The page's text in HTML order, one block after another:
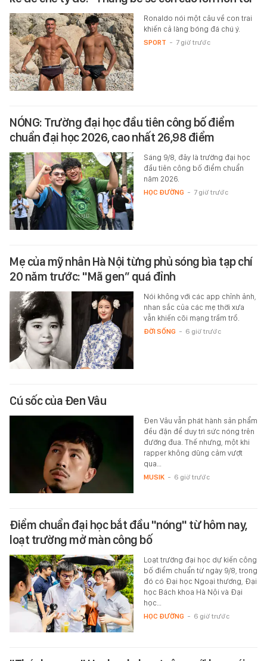
Ronaldo nói một câu về con trai
khiến cả làng bóng đá chú ý.
SPORT - 7 giờ trước
NÓNG: Trường đại học đầu tiên công bố điểm
chuẩn đại học 2026, cao nhất 26,98 điểm
Sáng 9/8, đây là trường đại học
đầu tiên công bố điểm chuẩn
năm 2026.
HỌC ĐƯỜNG - 7 giờ trước
Mẹ của mỹ nhân Hà Nội từng phủ sóng bìa tạp chí
20 năm trước: "Mã gen” quá đỉnh
Nói không với các app chỉnh ảnh,
nhan sắc của các mẹ thời xưa
vẫn khiến cõi mạng trầm trồ.
ĐỜI SỐNG - 6 giờ trước
Cú sốc của Đen Vâu
Đen Vâu vẫn phát hành sản phẩm
đều đặn để duy trì sức nóng trên
đường đua. Thế nhưng, một khi
rapper không dũng cảm vượt
qua…
MUSIK - 6 giờ trước
Điểm chuẩn đại học bắt đầu "nóng" từ hôm nay,
loạt trường mở màn công bố
Loạt trường đại học dự kiến công
bố điểm chuẩn từ ngày 9/8, trong
đó có Đại học Ngoại thương, Đại
học Bách khoa Hà Nội và Đại
học…
HỌC ĐƯỜNG - 6 giờ trước